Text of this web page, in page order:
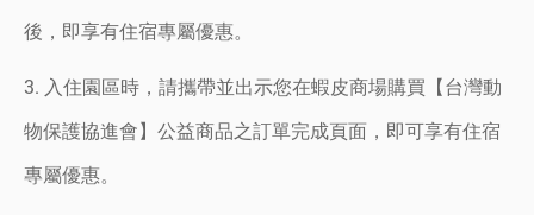
後，即享有住宿專屬優惠。
3. 入住園區時，請攜帶並出示您在蝦皮商場購買【台灣動
物保護協進會】公益商品之訂單完成頁面，即可享有住宿
專屬優惠。